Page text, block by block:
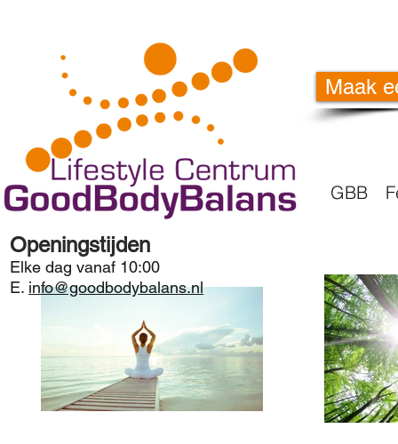
Maak
GBB
Openingstijden
Elke dag vanaf 10:00
E. info@goodbodybalans.nl